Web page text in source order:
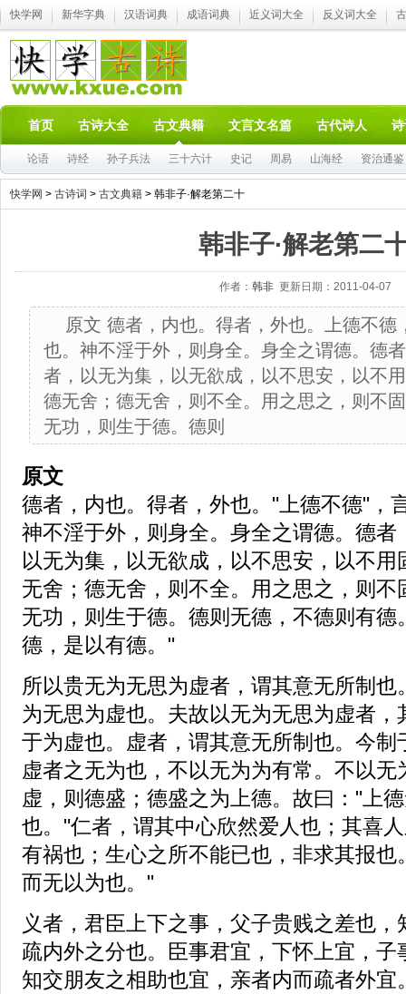
快学网 新华字典 汉语词典 成语词典 近义词大全 反义词大全
首页 古诗大全 古文典籍 文言文名篇 古代诗人
论语 诗经 孙子兵法 三十六计 史记 周易 山海经 资治通鉴
快学网 > 古诗词 > 古文典籍 > 韩非子·解老第二十
韩非子·解老第二
作者：韩非 更新日期：2011-04-07
原文 德者，内也。得者，外也。上德不德
也。神不淫于外，则身全。身全之谓德。德
者，以无为集，以无欲成，以不思安，以不
德无舍；德无舍，则不全。用之思之，则不
无功，则生于德。德则
原文
德者，内也。得者，外也。"上德不德"，
神不淫于外，则身全。身全之谓德。德者
以无为集，以无欲成，以不思安，以不
无舍；德无舍，则不全。用之思之，则不
无功，则生于德。德则无德，不德则有德
德，是以有德。"
所以贵无为无思为虚者，谓其意无所制
为无思为虚也。夫故以无为无思为虚者，
于为虚也。虚者，谓其意无所制也。今制
虚者之无为也，不以无为为有常。不以无
虚，则德盛；德盛之为上德。故曰："上
也。"仁者，谓其中心欣然爱人也；其喜
有祸也；生心之所不能已也，非求其报也
而无以为也。"
义者，君臣上下之事，父子贵贱之差也
疏内外之分也。臣事君宜，下怀上宜，子
知交朋友之相助也宜，亲者内而疏者外宜